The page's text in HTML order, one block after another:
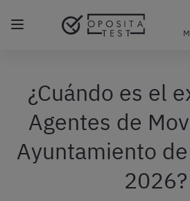
Regístrate gratis
¿Cuándo es el
Agentes de
Ayuntamiento
2026?